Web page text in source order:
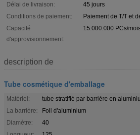
Délai de livraison:
45 jours
Conditions de paiement:
Paiement de T/T et
Capacité
d'approvisionnement:
15.000.000 PCs/
description de
Tube cosmétique d'emballage
Matériel:
tube stratifié par barrière en
La barrière:
Foil d'aluminium
Diamètre:
40